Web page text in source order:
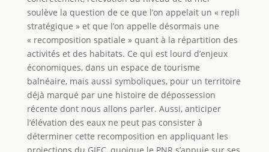
soulève la question de ce que l’on appelait un « repli
stratégique » et que l’on appelle désormais une
« recomposition spatiale » quant à la répartition des
activités et des habitats. Ce qui est lourd d’enjeux
économiques, dans un espace de tourisme
balnéaire, mais aussi symboliques, pour un territoire
déjà marqué par une histoire de dépossession
récente dont nous allons parler. Aussi, anticiper
l’élévation des eaux ne peut pas consister à
déterminer cette recomposition en appliquant les